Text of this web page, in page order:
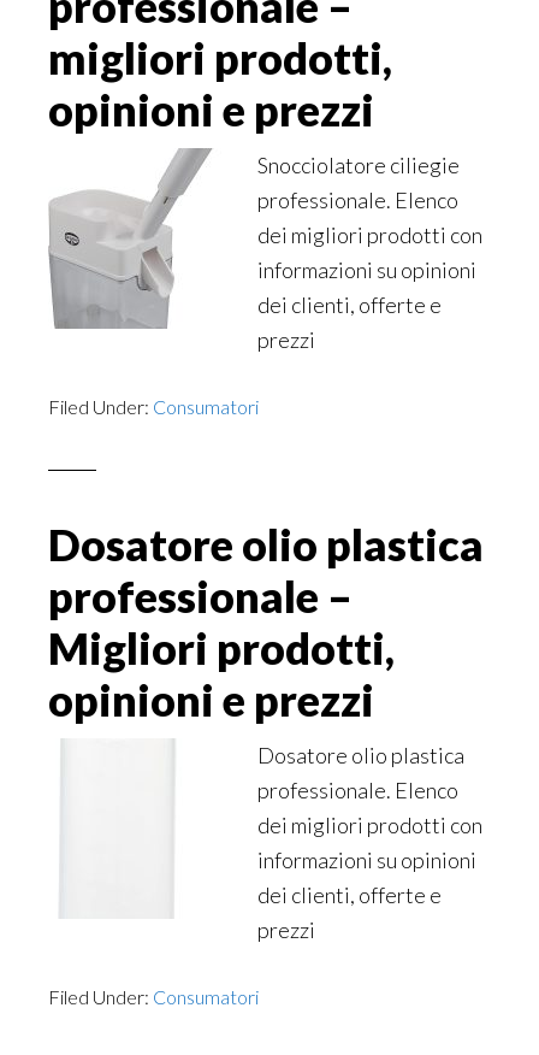
migliori prodotti,
opinioni e prezzi
Snocciolatore ciliegie
professionale. Elenco
dei migliori prodotti con
informazioni su opinioni
dei clienti, offerte e
prezzi
Filed Under: Consumatori
Dosatore olio plastica
professionale –
Migliori prodotti,
opinioni e prezzi
Dosatore olio plastica
professionale. Elenco
dei migliori prodotti con
informazioni su opinioni
dei clienti, offerte e
prezzi
Filed Under: Consumatori